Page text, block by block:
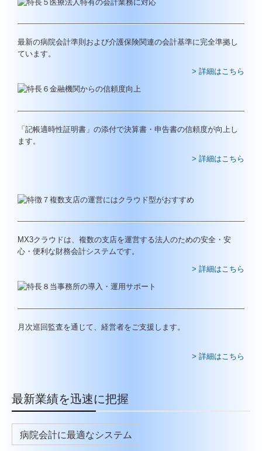
最新の病院会計準則および介護保険関連の会計基準に完全準拠し
ています。
> 詳細はこちら
「記帳適時性証明書」の添付で決算書・申告書の信頼度が向上し
ます。
> 詳細はこちら
MX3クラウドは、複数の支店を運営する法人のための安全・安
心・便利な財務会計システムです。
> 詳細はこちら
月次巡回監査を通じて、経営者をご支援します。
> 詳細はこちら
最新業績を迅速に把握
病院会計に最適なシステム